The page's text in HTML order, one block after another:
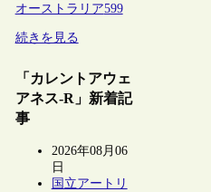
オーストラリア599
続きを見る
「カレントアウェ
アネス-R」新着記
事
2026年08月06
日
国立アートリ